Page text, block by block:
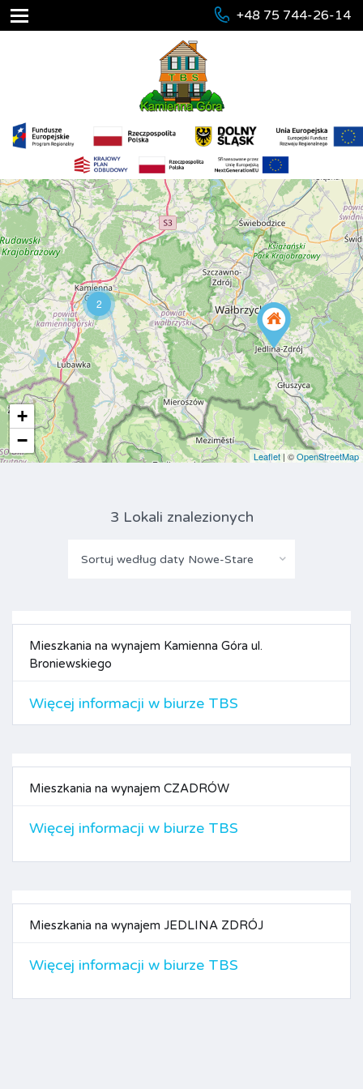
+48 75 744-26-14
2
+
−
Leaflet | ©OpenStreetMap
3 Lokali znalezionych
Sortuj według daty Nowe-Stare
Mieszkania na wynajem Kamienna Góra ul.
Broniewskiego
Więcej informacji w biurze TBS
Mieszkania na wynajem CZADRÓW
Więcej informacji w biurze TBS
Mieszkania na wynajem JEDLINA ZDRÓJ
Więcej informacji w biurze TBS